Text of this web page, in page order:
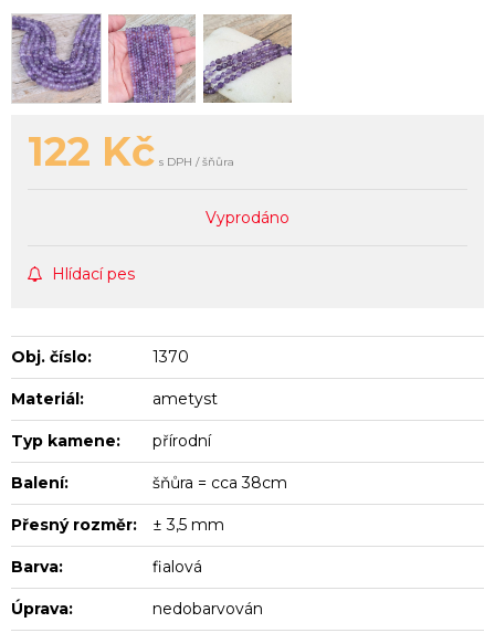
122 Kč s DPH / šňůra
Vyprodáno
Hlídací pes
Obj. číslo: 1370
Materiál: ametyst
Typ kamene: přírodní
Balení: šňůra = cca 38cm
Přesný rozměr: ± 3,5 mm
Barva: fialová
Úprava: nedobarvován